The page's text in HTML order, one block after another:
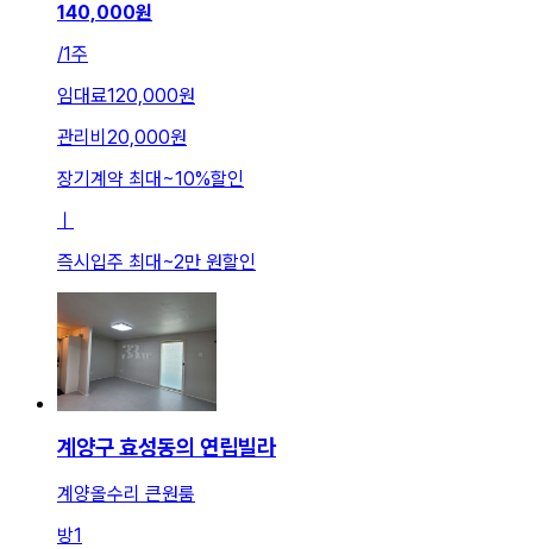
140,000원
/1주
임대료120,000원
관리비 20,000원
장기계약 최대~10%할인
ㅣ
즉시입주 최대~2만 원할인
계양구 효성동의 연립빌라
계양올수리 큰원룸
방1